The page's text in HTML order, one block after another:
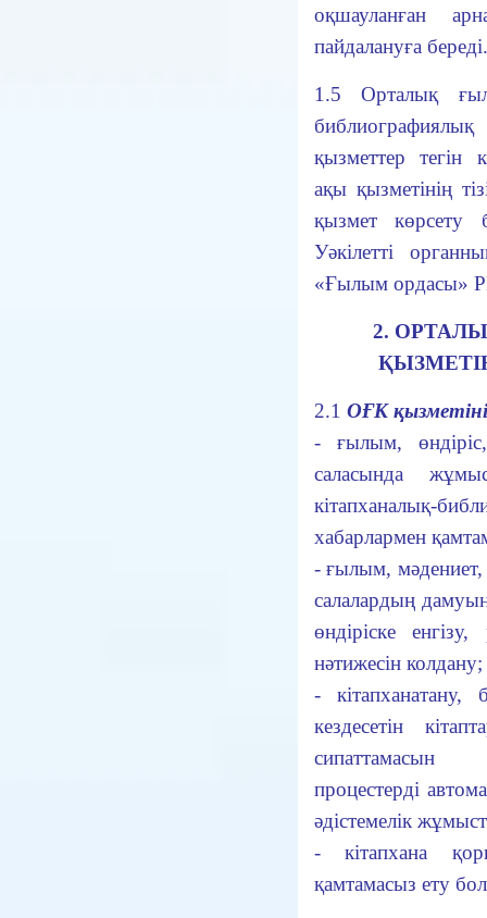
оқшауланған
пайдалануға береді.
1.5Орталық ғ
қызметтер тегін
ақы қызметінің
қызмет көрсету
Уәкілетті
«Ғылым ордасы»
2.
2.1 ОҒК
- ғылым,
саласында
кітапханалық-
хабарлармен
- ғылым, мәдениет,
салалардың
өндіріске
нәтижесін колдану;
- кітапханатану,
кездесетін
сипаттамасын
процестерді
әдістемелік
- кітапхана
қамтамасыз ету